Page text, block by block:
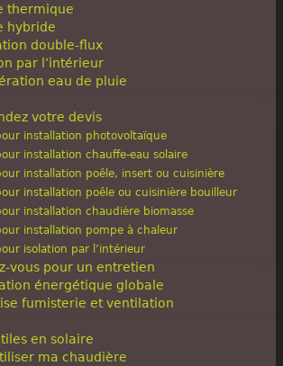
thermique
hybride
double-flux
par l’intérieur
eau de pluie
votre devis
installation photovoltaïque
installation chauffe-eau solaire
installation poêle, insert ou cuisinière
installation poêle ou cuisinière bouilleur
installation chaudière biomasse
installation pompe à chaleur
isolation par l’intérieur
vous pour un entretien
énergétique globale
fumisterie et ventilation
en solaire
ma chaudière